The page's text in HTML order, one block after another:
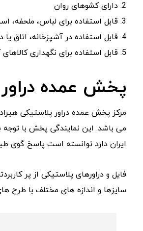
2. دارای کشوهای روان
3. قابل استفاده برای لباس، ملحفه، اسباب بازی و …
4. قابل استفاده در آشپزخانه، اتاق یا دفتر کار
5. قابل استفاده برای نگهداری کالاهای کوچک یا حجیم و …[/box]
پخش عمده
مرکز پخش عمده دراور پلاستیکی
می باشد. این نمایندگی پخش با توجه
ایران دارد توانسته است پاسخ گوی
فایل و دراورهای پلاستیکی از پر
سایزها و اندازه های مختلف با طرح